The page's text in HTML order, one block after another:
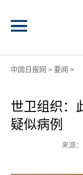
中国日报网 > 要闻 >
世卫组织：
疑似病例
来源